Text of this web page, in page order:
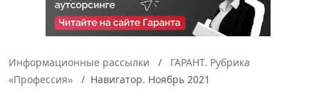
Информационные рассылки
ГАРАНТ. Рубрика
«Профессия»
Навигатор. Ноябрь 2021